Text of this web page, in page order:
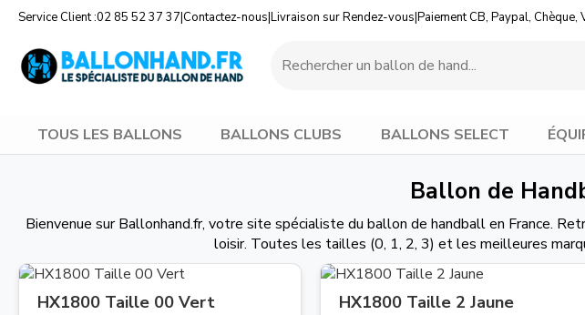
Service Client :02 85 52 37 37|Contactez-nous|Livraison sur Rendez-vous|Paiement CB, Paypal, Chèque,
TOUS LES BALLONS BALLONS CLUBS BALLONS SELECT
Ballon de
Bienvenue sur Ballonhand.fr, votre site spécialiste du ballon de handball en France.
loisir. Toutes les tailles (0, 1, 2, 3) et les meilleures
HX1800 Taille 00 Vert HX1800 Taille 2 Jaune